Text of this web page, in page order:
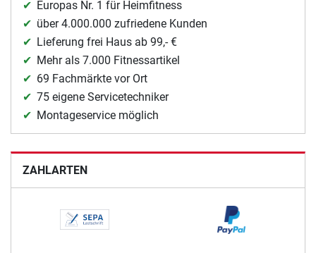
Europas Nr. 1 für Heimfitness
über 4.000.000 zufriedene Kunden
Lieferung frei Haus ab 99,- €
Mehr als 7.000 Fitnessartikel
69 Fachmärkte vor Ort
75 eigene Servicetechniker
Montageservice möglich
ZAHLARTEN